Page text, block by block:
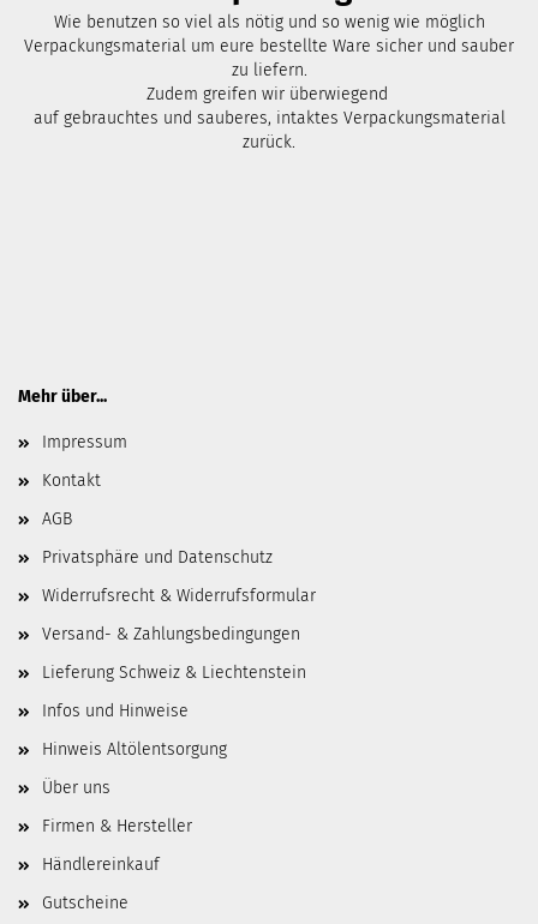
Wie benutzen so viel als nötig und so wenig wie möglich
Verpackungsmaterial um eure bestellte Ware sicher und sauber
zu liefern.
Zudem greifen wir überwiegend
auf gebrauchtes und sauberes, intaktes Verpackungsmaterial
zurück.
Mehr über...
Impressum
Kontakt
AGB
Privatsphäre und Datenschutz
Widerrufsrecht & Widerrufsformular
Versand- & Zahlungsbedingungen
Lieferung Schweiz & Liechtenstein
Infos und Hinweise
Hinweis Altölentsorgung
Über uns
Firmen & Hersteller
Händlereinkauf
Gutscheine